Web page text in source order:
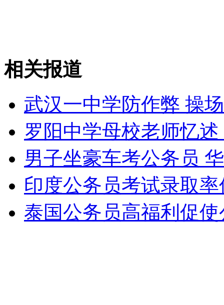
安徽一实载49人客车翻车
相关报道
武汉一中学防作弊 操
罗阳中学母校老师忆
男子坐豪车考公务员
印度公务员考试录取
泰国公务员高福利促